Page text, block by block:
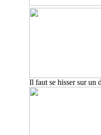
Il faut se hisser sur un